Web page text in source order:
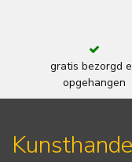
gratis bezorgd
opgehangen